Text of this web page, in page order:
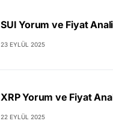
SUI Yorum ve Fiyat
23 EYLÜL 2025
XRP Yorum ve Fiyat
22 EYLÜL 2025